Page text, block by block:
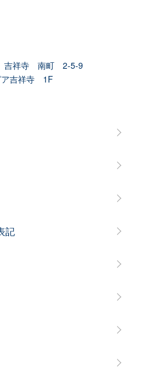
吉祥寺 南町 2-5-9
ア吉祥寺 1F
記